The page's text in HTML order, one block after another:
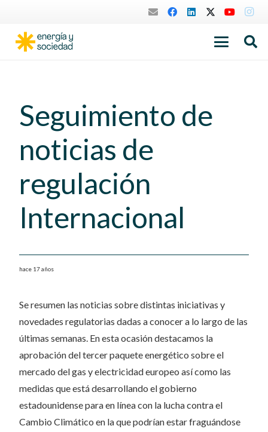
Seguimiento de
noticias de
regulación
Internacional
hace 17 años
Se resumen las noticias sobre distintas iniciativas y
novedades regulatorias dadas a conocer a lo largo de las
últimas semanas. En esta ocasión destacamos la
aprobación del tercer paquete energético sobre el
mercado del gas y electricidad europeo así como las
medidas que está desarrollando el gobierno
estadounidense para en línea con la lucha contra el
Cambio Climático en la que podrían estar fraguándose